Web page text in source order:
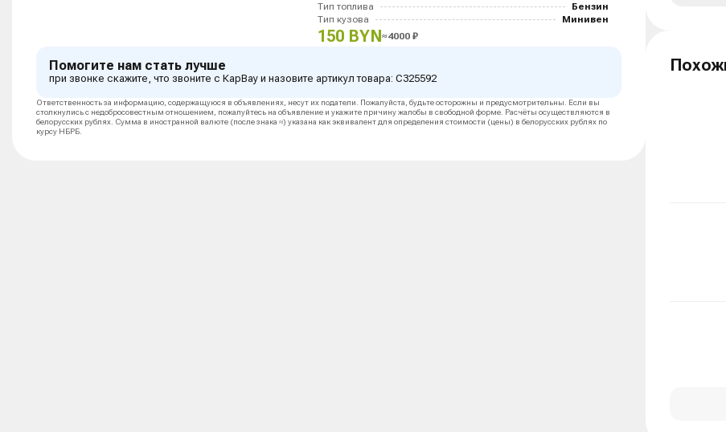
Тип топлива
Бензин
Тип кузова
Минивен
150 BYN≈4000 ₽
Помогите нам стать лучше
при звонке скажите, что звоните с КарВау и назовите артикул товара: C325592
Ответственность за информацию, содержащуюся в объявлениях, несут их податели. Пожалуйста, будьте осторожны и предусмотрительны. Если вы
столкнулись с недобросовестным отношением, пожалуйтесь на объявление и укажите причину жалобы в свободной форме. Расчёты осуществляются в
белорусских рублях. Сумма в иностранной валюте (после знака ≈) указана как эквивалент для определения стоимости (цены) в белорусских рублях по
курсу НБРБ.